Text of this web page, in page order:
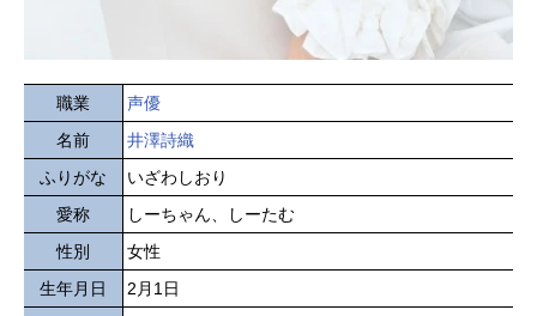
職業
声優
名前
井澤詩織
ふりがな
いざわしおり
愛称
しーちゃん、しーたむ
性別
女性
生年月日
2月1日